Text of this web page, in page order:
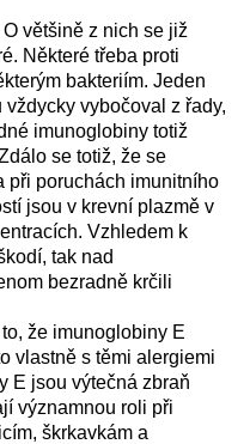
většině z nich se již
Některé třeba proti
bakteriím. Jeden
vybočoval z řady,
imunoglobiny totiž
se totiž, že se
při poruchách imunitního
jsou v krevní plazmě v
Vzhledem k
tak nad
bezradně krčili
že imunoglobiny E
vlastně s těmi alergiemi
E jsou výtečná zbraň
významnou roli při
škrkavkám a